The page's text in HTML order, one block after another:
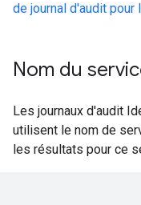
de journal d'audit
Nom du
Les journaux d'audit
utilisent le nom de
les résultats pour ce